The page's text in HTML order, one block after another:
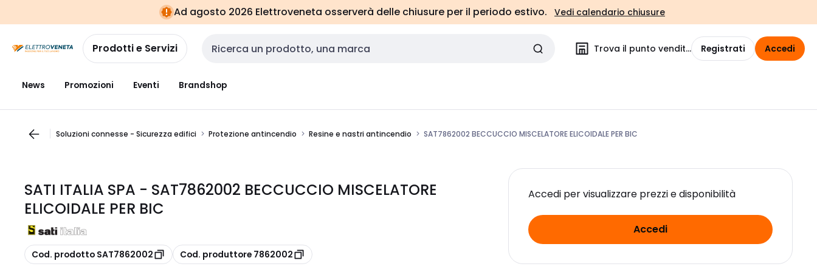
navigazionealla
pagina
Ad agosto 2026 Elettroveneta osserverà delle chiusure per il periodo estivo. Vedi calendario chiusure
Prodotti e Servizi Cerca input Trova il punto vendita Registrati Accedi
News Promozioni Eventi Brandshop
Soluzioni connesse - Sicurezza edifici Protezione antincendio Resine e nastri antincendio SAT7862002 BECCUCCIO MISCELATORE ELICOIDALE PER BIC
SATI ITALIA SPA - SAT7862002 BECCUCCIO MISCELATORE
ELICOIDALE PER BIC
copia
Cod. prodotto SAT7862002 copia
Cod. produttore 7862002
Accedi per visualizzare prezzi e disponibilità
Accedi